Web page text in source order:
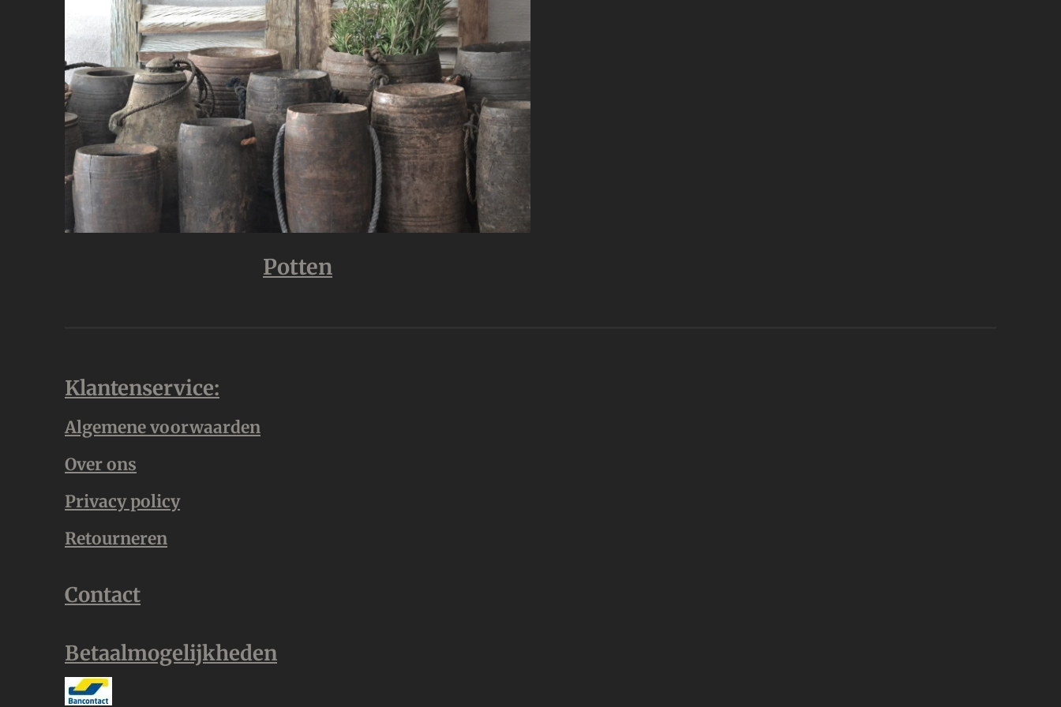
Potten
Klantenservice:
Algemene voorwaarden
Over ons
Privacy policy
Retourneren
Contact
Betaalmogelijkheden